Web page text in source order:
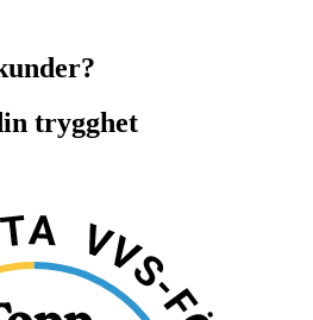
trygghet